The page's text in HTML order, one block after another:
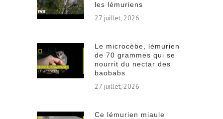
les lémuriens
27 juillet, 2026
Le microcèbe, lémurien
de 70 grammes qui se
nourrit du nectar des
baobabs
27 juillet, 2026
Ce lémurien miaule